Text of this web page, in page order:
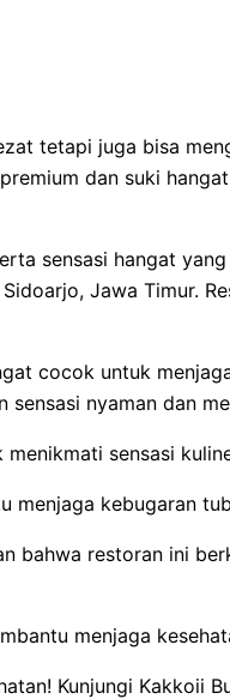
tetapi juga bisa
dan suki
sensasi hangat
Jawa Timur.
cocok untuk
nyaman dan
sensasi
kebugaran
bahwa restoran ini
menjaga
Kunjungi Kakkoii